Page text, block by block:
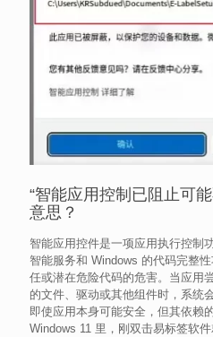
“智能应用控制已阻止可
意思？
智能应用控件是一项应用执行控制
智能服务和 Windows 的代码完整
任或潜在危险代码的危害。当应用
的文件、驱动或其他组件时，系统
即使应用本身可能安全，但其依赖
Windows 11 里，刚双击易标签软